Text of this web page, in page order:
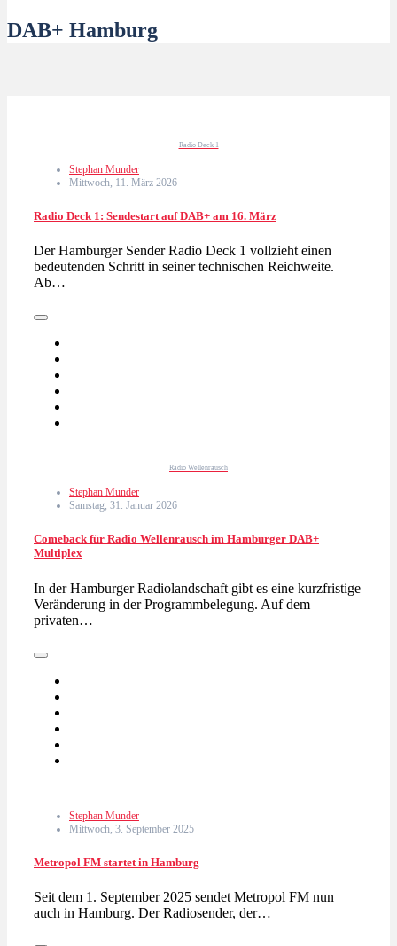
DAB+ Hamburg
Radio Deck 1
Stephan Munder
Mittwoch, 11. März 2026
Radio Deck 1: Sendestart auf DAB+ am 16. März
Der Hamburger Sender Radio Deck 1 vollzieht einen
bedeutenden Schritt in seiner technischen Reichweite.
Ab…
Radio Wellenrausch
Stephan Munder
Samstag, 31. Januar 2026
Comeback für Radio Wellenrausch im Hamburger DAB+
Multiplex
In der Hamburger Radiolandschaft gibt es eine kurzfristige
Veränderung in der Programmbelegung. Auf dem
privaten…
Stephan Munder
Mittwoch, 3. September 2025
Metropol FM startet in Hamburg
Seit dem 1. September 2025 sendet Metropol FM nun
auch in Hamburg. Der Radiosender, der…